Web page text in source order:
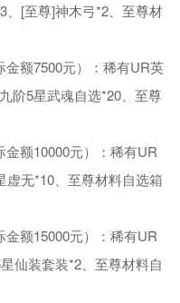
、[至尊]神木弓*2、至尊材
金额7500元）：稀有UR英
阶5星武魂自选*20、至尊
金额10000元）：稀有UR
虚无*10、至尊材料自选箱
金额15000元）：稀有UR
仙装套装*2、至尊材料自